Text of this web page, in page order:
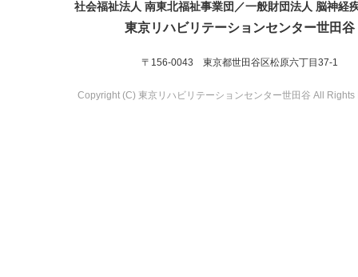
社会福祉法人 南東北福祉事業団／一般財団法人 脳神経
東京リハビリテーションセンター世田谷
〒156-0043 東京都世田谷区松原六丁目37-1
Copyright (C) 東京リハビリテーションセンター世田谷 All Rights